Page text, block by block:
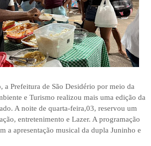
a Prefeitura de São Desidério por meio da
e Turismo realizou mais uma edição da
A noite de quarta-feira,03, reservou um
entretenimento e Lazer. A programação
a apresentação musical da dupla Juninho e